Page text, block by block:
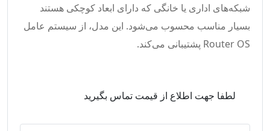
شبکه‌های اداری یا خانگی که دارای ابعاد کوچکی هستند
بسیار مناسب محسوب می‌شود. این مدل، از سیستم عامل
Router OS پشتیبانی می‌کند.
لطفا جهت اطلاع از قیمت تماس بگیرید